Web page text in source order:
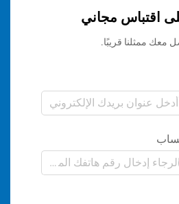
اقتباس مجاني
معك ممثلنا قريبًا.